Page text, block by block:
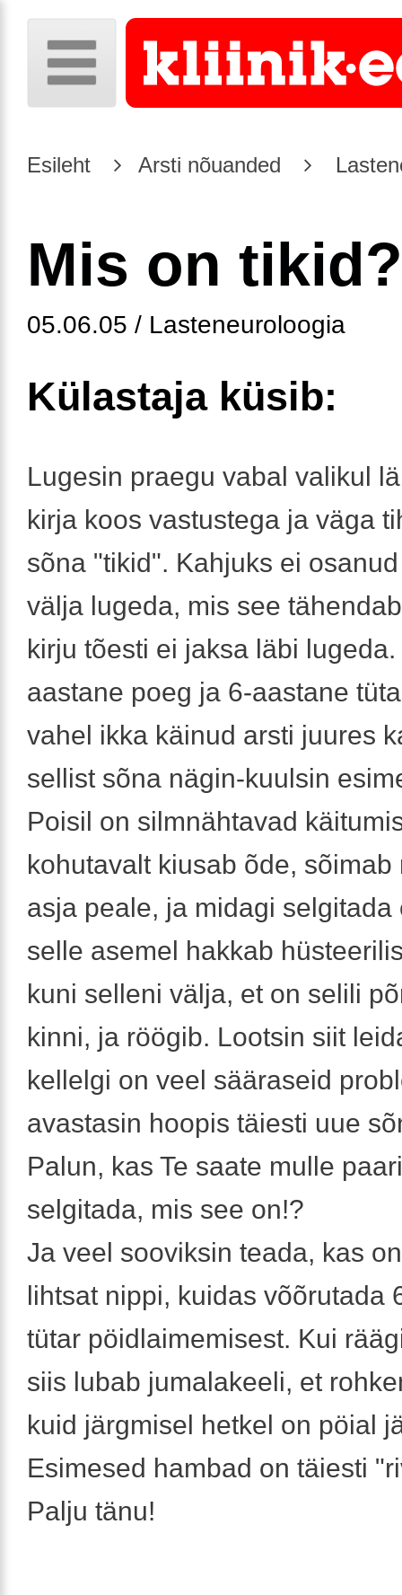
Esileht Arsti nõuanded
Mis on tikid?
05.06.05 / Lasteneuroloogia
Külastaja küsib:
Lugesin praegu vabal valikul
kirja koos vastustega ja väga
sõna "tikid". Kahjuks ei
välja lugeda, mis see
kirju tõesti ei jaksa läbi
aastane poeg ja 6-aastane
vahel ikka käinud arsti juures
sellist sõna nägin-kuulsin
Poisil on silmnähtavad
kohutavalt kiusab õde, sõimab
asja peale, ja midagi selgitada
selle asemel hakkab
kuni selleni välja, et on selili
kinni, ja röögib. Lootsin siit
kellelgi on veel sääraseid
avastasin hoopis täiesti uue
Palun, kas Te saate mulle
selgitada, mis see on!?
Ja veel sooviksin teada, kas
lihtsat nippi, kuidas võõrutada
tütar pöidlaimemisest. Kui
siis lubab jumalakeeli, et
kuid järgmisel hetkel on pöial
Esimesed hambad on täiesti
Palju tänu!